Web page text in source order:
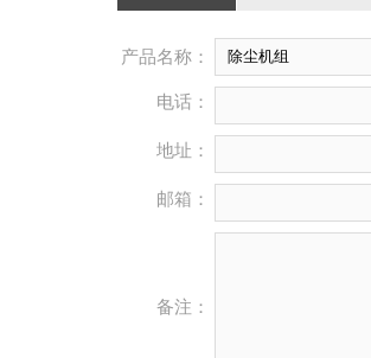
产品名称：
电话：
地址：
邮箱：
备注：